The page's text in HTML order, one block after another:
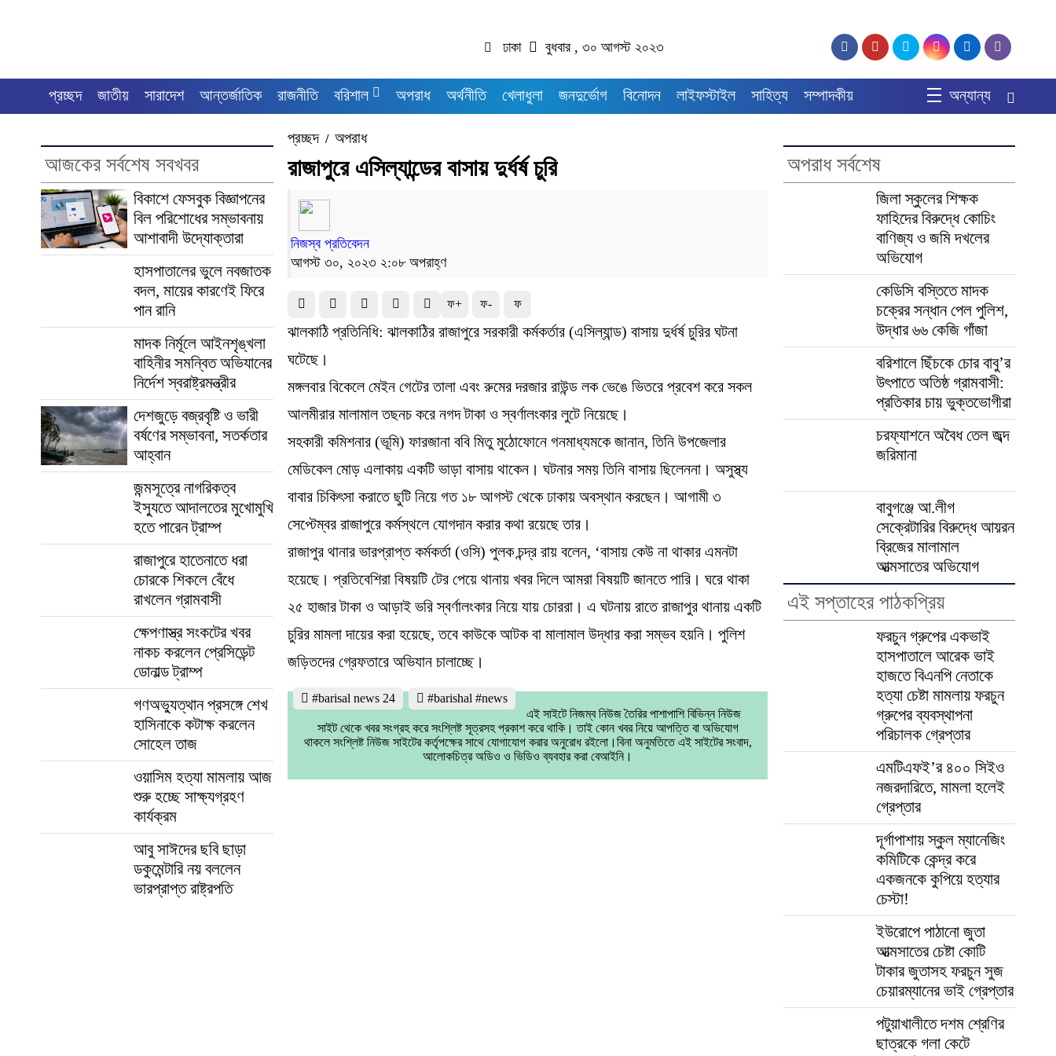
ঢাকা বুধবার , ৩০ আগস্ট ২০২৩
প্রচ্ছদ জাতীয় সারাদেশ আন্তর্জাতিক রাজনীতি বরিশাল অপরাধ অর্থনীতি খেলাধুলা জনদুর্ভোগ বিনোদন লাইফস্টাইল সাহিত্য সম্পাদকীয় অন্যান্য
আজকের সর্বশেষ সবখবর
বিকাশে ফেসবুক বিজ্ঞাপনের
বিল পরিশোধের সম্ভাবনায়
আশাবাদী উদ্যোক্তারা
হাসপাতালের ভুলে নবজাতক
বদল, মায়ের কারণেই ফিরে
পান রানি
মাদক নির্মূলে আইনশৃঙ্খলা
বাহিনীর সমন্বিত অভিযানের
নির্দেশ স্বরাষ্ট্রমন্ত্রীর
দেশজুড়ে বজ্রবৃষ্টি ও ভারী
বর্ষণের সম্ভাবনা, সতর্কতার
আহ্বান
জন্মসূত্রে নাগরিকত্ব
ইস্যুতে আদালতের মুখোমুখি
হতে পারেন ট্রাম্প
রাজাপুরে হাতেনাতে ধরা
চোরকে শিকলে বেঁধে
রাখলেন গ্রামবাসী
ক্ষেপণাস্ত্র সংকটের খবর
নাকচ করলেন প্রেসিডেন্ট
ডোনাল্ড ট্রাম্প
গণঅভ্যুত্থান প্রসঙ্গে শেখ
হাসিনাকে কটাক্ষ করলেন
সোহেল তাজ
ওয়াসিম হত্যা মামলায় আজ
শুরু হচ্ছে সাক্ষ্যগ্রহণ
কার্যক্রম
আবু সাঈদের ছবি ছাড়া
ডকুমেন্টারি নয় বললেন
ভারপ্রাপ্ত রাষ্ট্রপতি
প্রচ্ছদ/অপরাধ
রাজাপুরে এসিল্যান্ডের বাসায় দুর্ধর্ষ চুরি
নিজস্ব প্রতিবেদন
আগস্ট ৩০, ২০২৩ ২:০৮ অপরাহ্ণ
ফ+ ফ- ফ
ঝালকাঠি প্রতিনিধি: ঝালকাঠির রাজাপুরে সরকারী কর্মকর্তার (এসিল্যান্ড) বাসায় দুর্ধর্ষ চুরির ঘটনা
ঘটেছে।
মঙ্গলবার বিকেলে মেইন গেটের তালা এবং রুমের দরজার রাউন্ড লক ভেঙে ভিতরে প্রবেশ করে সকল
আলমীরার মালামাল তছনচ করে নগদ টাকা ও স্বর্ণালংকার লুটে নিয়েছে।
সহকারী কমিশনার (ভূমি) ফারজানা ববি মিতু মুঠোফোনে গনমাধ্যমকে জানান, তিনি উপজেলার
মেডিকেল মোড় এলাকায় একটি ভাড়া বাসায় থাকেন। ঘটনার সময় তিনি বাসায় ছিলেননা। অসুস্থ্য
বাবার চিকিৎসা করাতে ছুটি নিয়ে গত ১৮ আগস্ট থেকে ঢাকায় অবস্থান করছেন। আগামী ৩
সেপ্টেম্বর রাজাপুরে কর্মস্থলে যোগদান করার কথা রয়েছে তার।
রাজাপুর থানার ভারপ্রাপ্ত কর্মকর্তা (ওসি) পুলক চন্দ্র রায় বলেন, ‘বাসায় কেউ না থাকার এমনটা
হয়েছে। প্রতিবেশিরা বিষয়টি টের পেয়ে থানায় খবর দিলে আমরা বিষয়টি জানতে পারি। ঘরে থাকা
২৫ হাজার টাকা ও আড়াই ভরি স্বর্ণালংকার নিয়ে যায় চোররা। এ ঘটনায় রাতে রাজাপুর থানায় একটি
চুরির মামলা দায়ের করা হয়েছে, তবে কাউকে আটক বা মালামাল উদ্ধার করা সম্ভব হয়নি। পুলিশ
জড়িতদের গ্রেফতারে অভিযান চালাচ্ছে।
#barisal news 24
#barishal #news
এই সাইটে নিজম্ব নিউজ তৈরির পাশাপাশি বিভিন্ন নিউজ
সাইট থেকে খবর সংগ্রহ করে সংশ্লিষ্ট সূত্রসহ প্রকাশ করে থাকি। তাই কোন খবর নিয়ে আপত্তি বা অভিযোগ
থাকলে সংশ্লিষ্ট নিউজ সাইটের কর্তৃপক্ষের সাথে যোগাযোগ করার অনুরোধ রইলো।বিনা অনুমতিতে এই সাইটের সংবাদ,
আলোকচিত্র অডিও ও ভিডিও ব্যবহার করা বেআইনি।
অপরাধ সর্বশেষ
জিলা স্কুলের শিক্ষক
ফাহিদের বিরুদ্ধে কোচিং
বাণিজ্য ও জমি দখলের
অভিযোগ
কেডিসি বস্তিতে মাদক
চক্রের সন্ধান পেল পুলিশ,
উদ্ধার ৬৬ কেজি গাঁজা
বরিশালে ছিঁচকে চোর বাবু’র
উৎপাতে অতিষ্ঠ গ্রামবাসী:
প্রতিকার চায় ভুক্তভোগীরা
চরফ্যাশনে অবৈধ তেল জব্দ
জরিমানা
বাবুগঞ্জে আ.লীগ
সেক্রেটারির বিরুদ্ধে আয়রন
ব্রিজের মালামাল
আত্মসাতের অভিযোগ
এই সপ্তাহের পাঠকপ্রিয়
ফরচুন গ্রুপের একভাই
হাসপাতালে আরেক ভাই
হাজতে বিএনপি নেতাকে
হত্যা চেষ্টা মামলায় ফরচুন
গ্রুপের ব্যবস্থাপনা
পরিচালক গ্রেপ্তার
এমটিএফই’র ৪০০ সিইও
নজরদারিতে, মামলা হলেই
গ্রেপ্তার
দূর্গাপাশায় স্কুল ম্যানেজিং
কমিটিকে কেন্দ্র করে
একজনকে কুপিয়ে হত্যার
চেস্টা!
ইউরোপে পাঠানো জুতা
আত্মসাতের চেষ্টা কোটি
টাকার জুতাসহ ফরচুন সুজ
চেয়ারম্যানের ভাই গ্রেপ্তার
পটুয়াখালীতে দশম শ্রেণির
ছাত্রকে গলা কেটে